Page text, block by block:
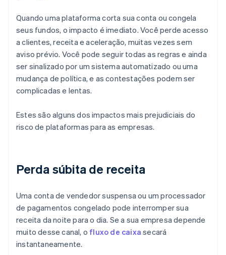
Quando uma plataforma corta sua conta ou congela
seus fundos, o impacto é imediato. Você perde acesso
a clientes, receita e aceleração, muitas vezes sem
aviso prévio. Você pode seguir todas as regras e ainda
ser sinalizado por um sistema automatizado ou uma
mudança de política, e as contestações podem ser
complicadas e lentas.
Estes são alguns dos impactos mais prejudiciais do
risco de plataformas para as empresas.
Perda súbita de receita
Uma conta de vendedor suspensa ou um processador
de pagamentos congelado pode interromper sua
receita da noite para o dia. Se a sua empresa depende
muito desse canal, o fluxo de caixa secará
instantaneamente.